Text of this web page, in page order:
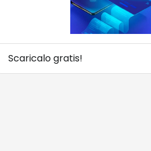
Scaricalo gratis!